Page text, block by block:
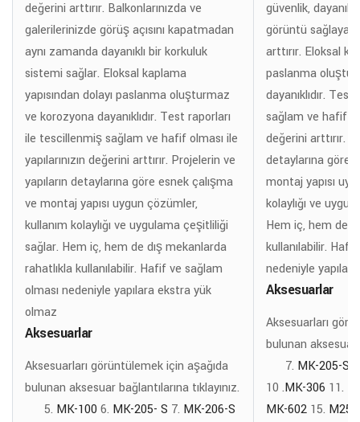
değerini arttırır. Balkonlarınızda ve
galerilerinizde görüş açısını kapatmadan
aynı zamanda dayanıklı bir korkuluk
sistemi sağlar. Eloksal kaplama
yapısından dolayı paslanma oluşturmaz
ve korozyona dayanıklıdır. Test raporları
ile tescillenmiş sağlam ve hafif olması ile
yapılarınızın değerini arttırır. Projelerin ve
yapıların detaylarına göre esnek çalışma
ve montaj yapısı uygun çözümler,
kullanım kolaylığı ve uygulama çeşitliliği
sağlar. Hem iç, hem de dış mekanlarda
rahatlıkla kullanılabilir. Hafif ve sağlam
olması nedeniyle yapılara ekstra yük
olmaz
Aksesuarlar
Aksesuarları görüntülemek için aşağıda
bulunan aksesuar bağlantılarına tıklayınız.
5. MK-100 6. MK-205- S 7. MK-206-S
güvenlik,
görüntü
arttırır. Eloksal
paslanma
dayanıklıdır.
sağlam ve hafif
değerini arttırır.
detaylarına göre
montaj yapısı
kolaylığı ve
Hem iç, hem de
kullanılabilir.
nedeniyle
Aksesuarlar
Aksesuarları
bulunan aksesuar
7. MK-205-S
10 .MK-306 11.
MK-602 15. M25-